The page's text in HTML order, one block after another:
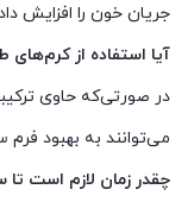
جریان خون را افزایش
آیا استفاده از
در صورتی‌که حاوی
می‌توانند به بهبود
چقدر زمان لازم است تا